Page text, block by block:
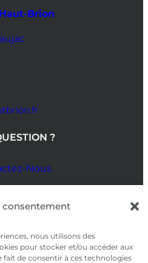
consentement
nous utilisons des
pour stocker et/ou accéder aux
fait de consentir à ces technologies
Brion
?
Nous